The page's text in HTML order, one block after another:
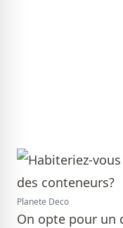
Planete Deco
On opte pour un